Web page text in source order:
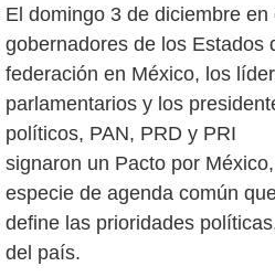
El domingo 3 de diciembre en
gobernadores de los Estados
federación en México, los
parlamentarios y los
políticos, PAN, PRD y PRI
signaron un Pacto por
especie de agenda común
define las prioridades